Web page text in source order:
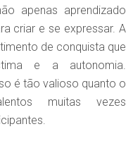
apenas aprendizado
criar e se expressar. A
de conquista que
e a autonomia.
é tão valioso quanto o
muitas vezes